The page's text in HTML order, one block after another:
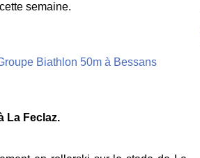
semaine.
La Feclaz.